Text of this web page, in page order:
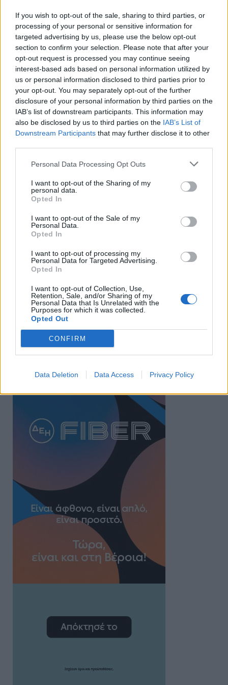
If you wish to opt-out of the sale, sharing to third parties, or
processing of your personal or sensitive information for
targeted advertising by us, please use the below opt-out
section to confirm your selection. Please note that after your
opt-out request is processed you may continue seeing
interest-based ads based on personal information utilized by
us or personal information disclosed to third parties prior to
your opt-out. You may separately opt-out of the further
disclosure of your personal information by third parties on the
IAB’s list of downstream participants. This information may
also be disclosed by us to third parties on the IAB’s List of
Downstream Participants that may further disclose it to other
Personal Data Processing Opt Outs
I want to opt-out of the Sharing of my
personal data.
Opted In
I want to opt-out of the Sale of my
Personal Data.
Opted In
I want to opt-out of processing my
Personal Data for Targeted Advertising.
Opted In
I want to opt-out of Collection, Use,
Retention, Sale, and/or Sharing of my
Personal Data that Is Unrelated with the
Purposes for which it was collected.
Opted Out
CONFIRM
Data Deletion Data Access Privacy Policy